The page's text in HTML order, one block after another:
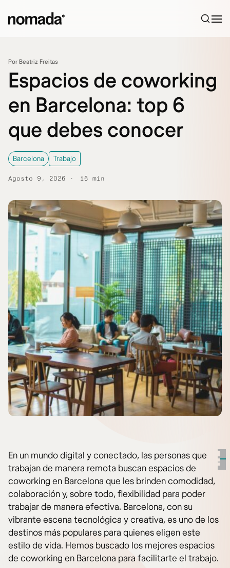
Por Beatriz Freitas
Espacios de coworking
en Barcelona: top 6
que debes conocer
Barcelona Trabajo
Agosto 9, 2026 16 min
En un mundo digital y conectado, las personas que
trabajan de manera remota buscan espacios de
coworking en Barcelona que les brinden comodidad,
colaboración y, sobre todo, flexibilidad para poder
trabajar de manera efectiva. Barcelona, con su
vibrante escena tecnológica y creativa, es uno de los
destinos más populares para quienes eligen este
estilo de vida. Hemos buscado los mejores espacios
de coworking en Barcelona para facilitarte el trabajo.